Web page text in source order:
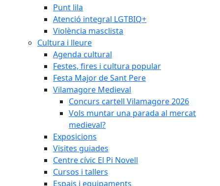
Punt lila
Atenció integral LGTBIQ+
Violència masclista
Cultura i lleure
Agenda cultural
Festes, fires i cultura popular
Festa Major de Sant Pere
Vilamagore Medieval
Concurs cartell Vilamagore 2026
Vols muntar una parada al mercat
medieval?
Exposicions
Visites guiades
Centre cívic El Pi Novell
Cursos i tallers
Espais i equipaments